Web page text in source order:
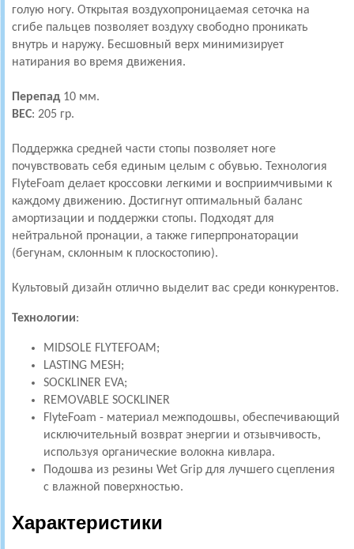
голую ногу. Открытая воздухопроницаемая сеточка на
сгибе пальцев позволяет воздуху свободно проникать
внутрь и наружу. Бесшовный верх минимизирует
натирания во время движения.
Перепад 10 мм.
ВЕС: 205 гр.
Поддержка средней части стопы позволяет ноге
почувствовать себя единым целым с обувью. Технология
FlyteFoam делает кроссовки легкими и восприимчивыми к
каждому движению. Достигнут оптимальный баланс
амортизации и поддержки стопы. Подходят для
нейтральной пронации, а также гиперпронаторации
(бегунам, склонным к плоскостопию).
Культовый дизайн отлично выделит вас среди конкурентов.
Технологии:
MIDSOLE FLYTEFOAM;
LASTING MESH;
SOCKLINER EVA;
REMOVABLE SOCKLINER
FlyteFoam - материал межподошвы, обеспечивающий
исключительный возврат энергии и отзывчивость,
используя органические волокна кивлара.
Подошва из резины Wet Grip для лучшего сцепления
с влажной поверхностью.
Характеристики